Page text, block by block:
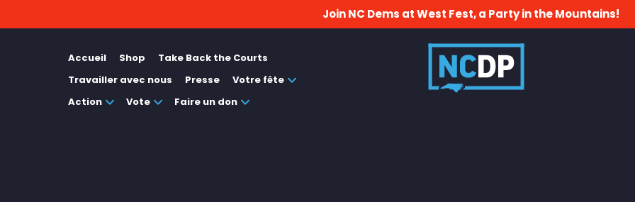
Join NC Dems at West Fest, a Party in the Mountains!
Accueil Shop
Take Back the Courts
Travailler avec nous
Presse
Votre fête
Action
Vote Faire un don